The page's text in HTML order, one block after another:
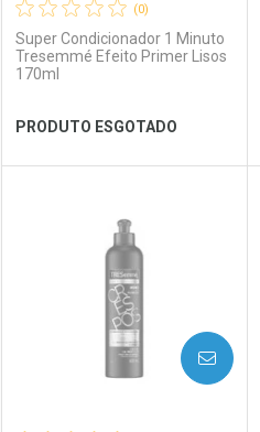
Ver Desconto Convênio
(0)
Super Condicionador 1 Minuto
Tresemmé Efeito Primer Lisos
170ml
PRODUTO ESGOTADO
Laboratório
Por Menos
AVISE-ME